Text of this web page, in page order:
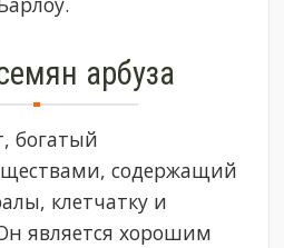
арбуза
богатый
содержащий
клетчатку и
является хорошим